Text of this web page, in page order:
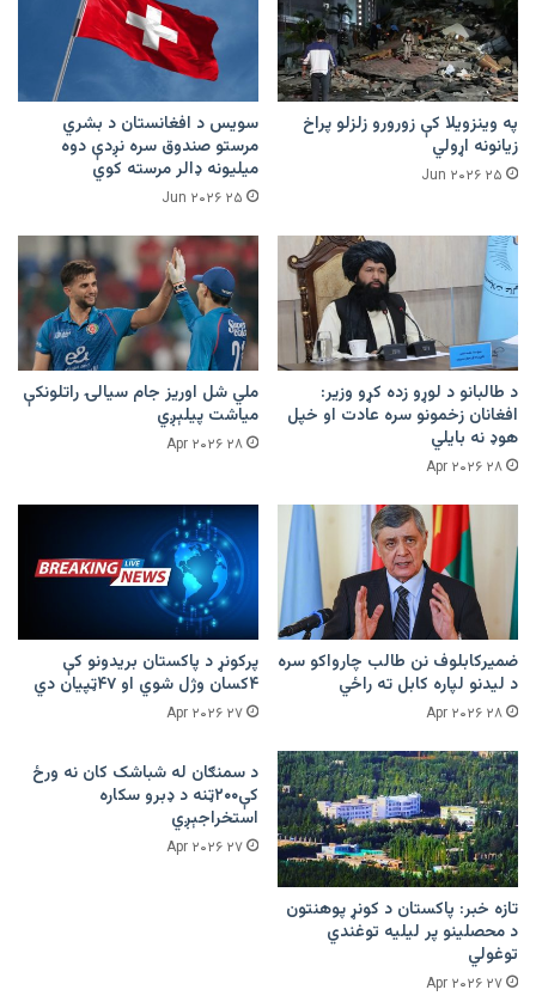
په وینزویلا کې زورورو زلزلو پراخ
زیانونه اړولي
۲۵ Jun ۲۰۲۶
سویس د افغانستان د بشري
مرستو صندوق سره نږدې دوه
میلیونه ډالر مرسته کوي
۲۵ Jun ۲۰۲۶
د طالبانو د لوړو زده کړو وزیر:
افغانان زخمونو سره عادت او خپل
هوډ نه بایلي
۲۸ Apr ۲۰۲۶
ملي شل اوریز جام سیالۍ راتلونکې
میاشت پیلېږي
۲۸ Apr ۲۰۲۶
ضمیرکابلوف نن طالب چارواکو سره
د لیدنو لپاره کابل ته راځي
۲۸ Apr ۲۰۲۶
پرکونړ د پاکستان بریدونو کې
۴کسان وژل شوي او ۴۷ټپیان دي
۲۷ Apr ۲۰۲۶
تازه خبر: پاکستان د کونړ پوهنتون
د محصلینو پر لیلیه توغندي
توغولي
۲۷ Apr ۲۰۲۶
د سمنګان له شباشک کان نه ورځ
کې۲۰۰ټنه د ډبرو سکاره
استخراجېږي
۲۷ Apr ۲۰۲۶